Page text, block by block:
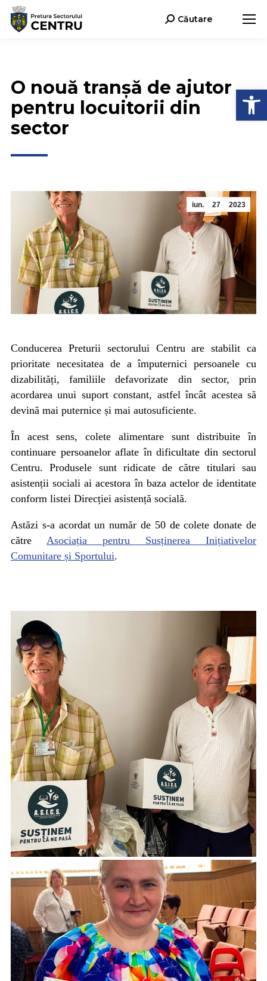
Search:Căutare
O nouă tranșă de ajutor
pentru locuitorii din
sector
iun. 27 2023
Conducerea Preturii sectorului Centru are stabilit ca
prioritate necesitatea de a împuternici persoanele cu
dizabilități, familiile defavorizate din sector, prin
acordarea unui suport constant, astfel încât acestea să
devină mai puternice și mai autosuficiente.
În acest sens, colete alimentare sunt distribuite în
continuare persoanelor aflate în dificultate din sectorul
Centru. Produsele sunt ridicate de către titulari sau
asistenții sociali ai acestora în baza actelor de identitate
conform listei Direcției asistență socială.
Astăzi s-a acordat un număr de 50 de colete donate de
către Asociația pentru Susținerea Inițiativelor
Comunitare și Sportului.